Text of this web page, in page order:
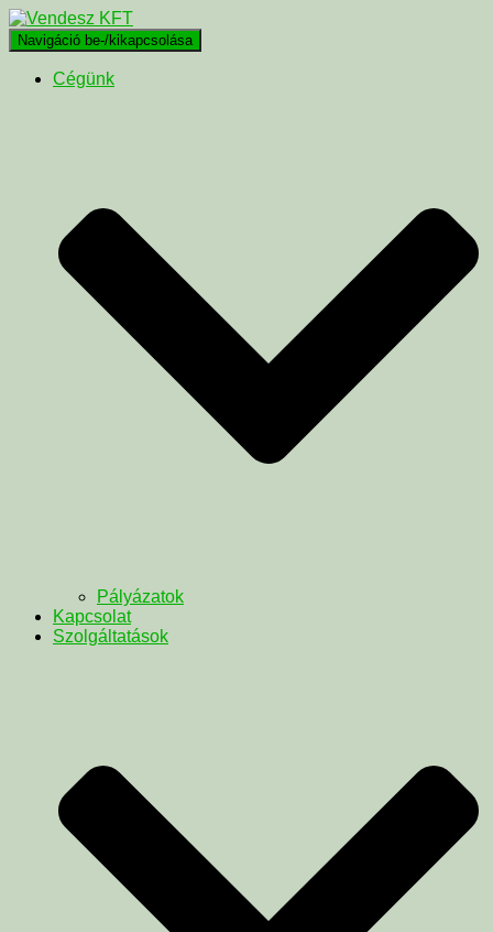
Navigáció be-/kikapcsolása
Cégünk
Pályázatok
Kapcsolat
Szolgáltatások